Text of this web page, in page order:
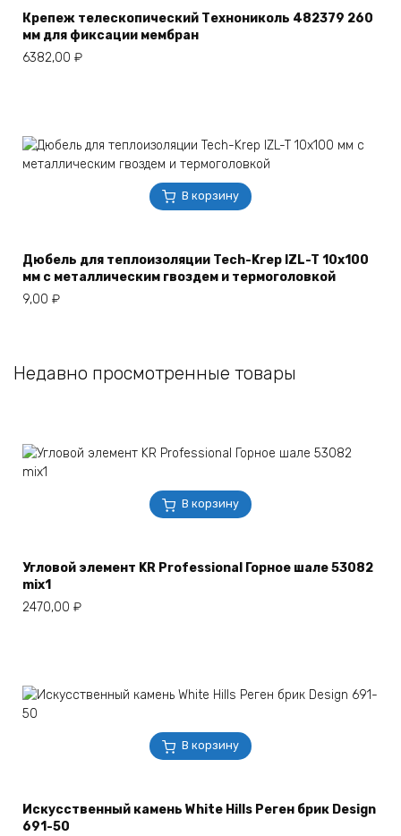
Крепеж телескопический Технониколь 482379 260
мм для фиксации мембран
6382,00 ₽
В корзину
Дюбель для теплоизоляции Tech-Krep IZL-T 10х100
мм с металлическим гвоздем и термоголовкой
9,00 ₽
Недавно просмотренные товары
В корзину
Угловой элемент KR Professional Горное шале 53082
mix1
2470,00 ₽
В корзину
Искусственный камень White Hills Реген брик Design
691-50